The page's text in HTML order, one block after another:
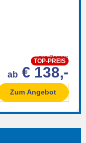
pro Person
TOP-PREIS
ab € 138,-
Zum Angebot